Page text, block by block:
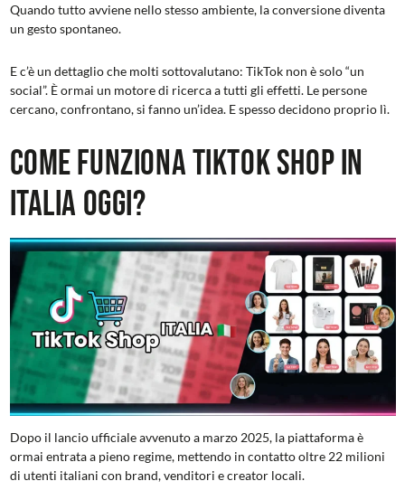
Quando tutto avviene nello stesso ambiente, la conversione diventa
un gesto spontaneo.
E c’è un dettaglio che molti sottovalutano: TikTok non è solo “un
social”. È ormai un motore di ricerca a tutti gli effetti. Le persone
cercano, confrontano, si fanno un’idea. E spesso decidono proprio lì.
Come funziona TikTok Shop in
Italia oggi?
Dopo il lancio ufficiale avvenuto a marzo 2025, la piattaforma è
ormai entrata a pieno regime, mettendo in contatto oltre 22 milioni
di utenti italiani con brand, venditori e creator locali.